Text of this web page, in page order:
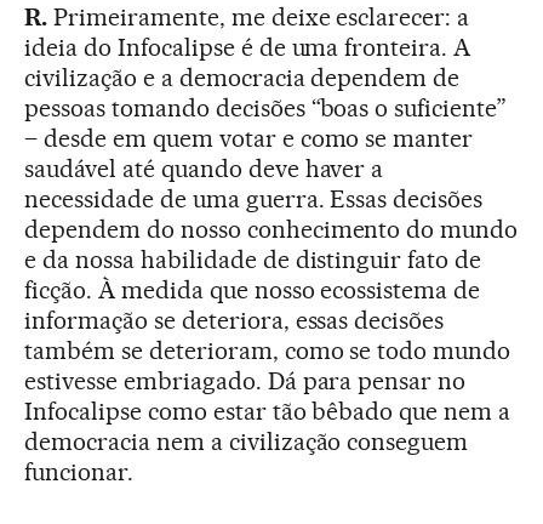
R.Primeiramente, me deixe esclarecer: a
ideia do Infocalipse é de uma fronteira. A
civilização e a democracia dependem de
pessoas tomando decisões “boas o suficiente”
– desde em quem votar e como se manter
saudável até quando deve haver a
necessidade de uma guerra. Essas decisões
dependem do nosso conhecimento do mundo
e da nossa habilidade de distinguir fato de
ficção. À medida que nosso ecossistema de
informação se deteriora, essas decisões
também se deterioram, como se todo mundo
estivesse embriagado. Dá para pensar no
Infocalipse como estar tão bêbado que nem a
democracia nem a civilização conseguem
funcionar.